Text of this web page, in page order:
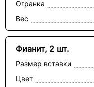
Огранка
Вес
Фианит, 2 шт.
Размер вставки
Цвет